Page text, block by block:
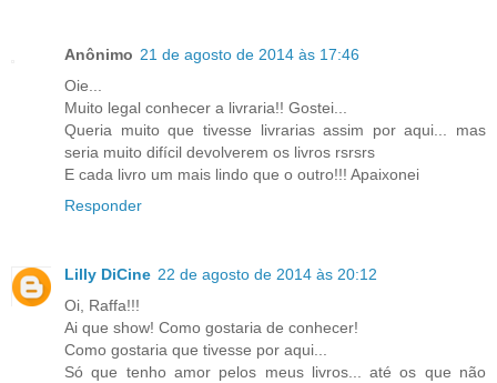
Anônimo 21 de agosto de 2014 às 17:46
Oie...
Muito legal conhecer a livraria!! Gostei...
Queria muito que tivesse livrarias assim por aqui... mas
seria muito difícil devolverem os livros rsrsrs
E cada livro um mais lindo que o outro!!! Apaixonei
Responder
Lilly DiCine 22 de agosto de 2014 às 20:12
Oi, Raffa!!!
Ai que show! Como gostaria de conhecer!
Como gostaria que tivesse por aqui...
Só que tenho amor pelos meus livros... até os que não